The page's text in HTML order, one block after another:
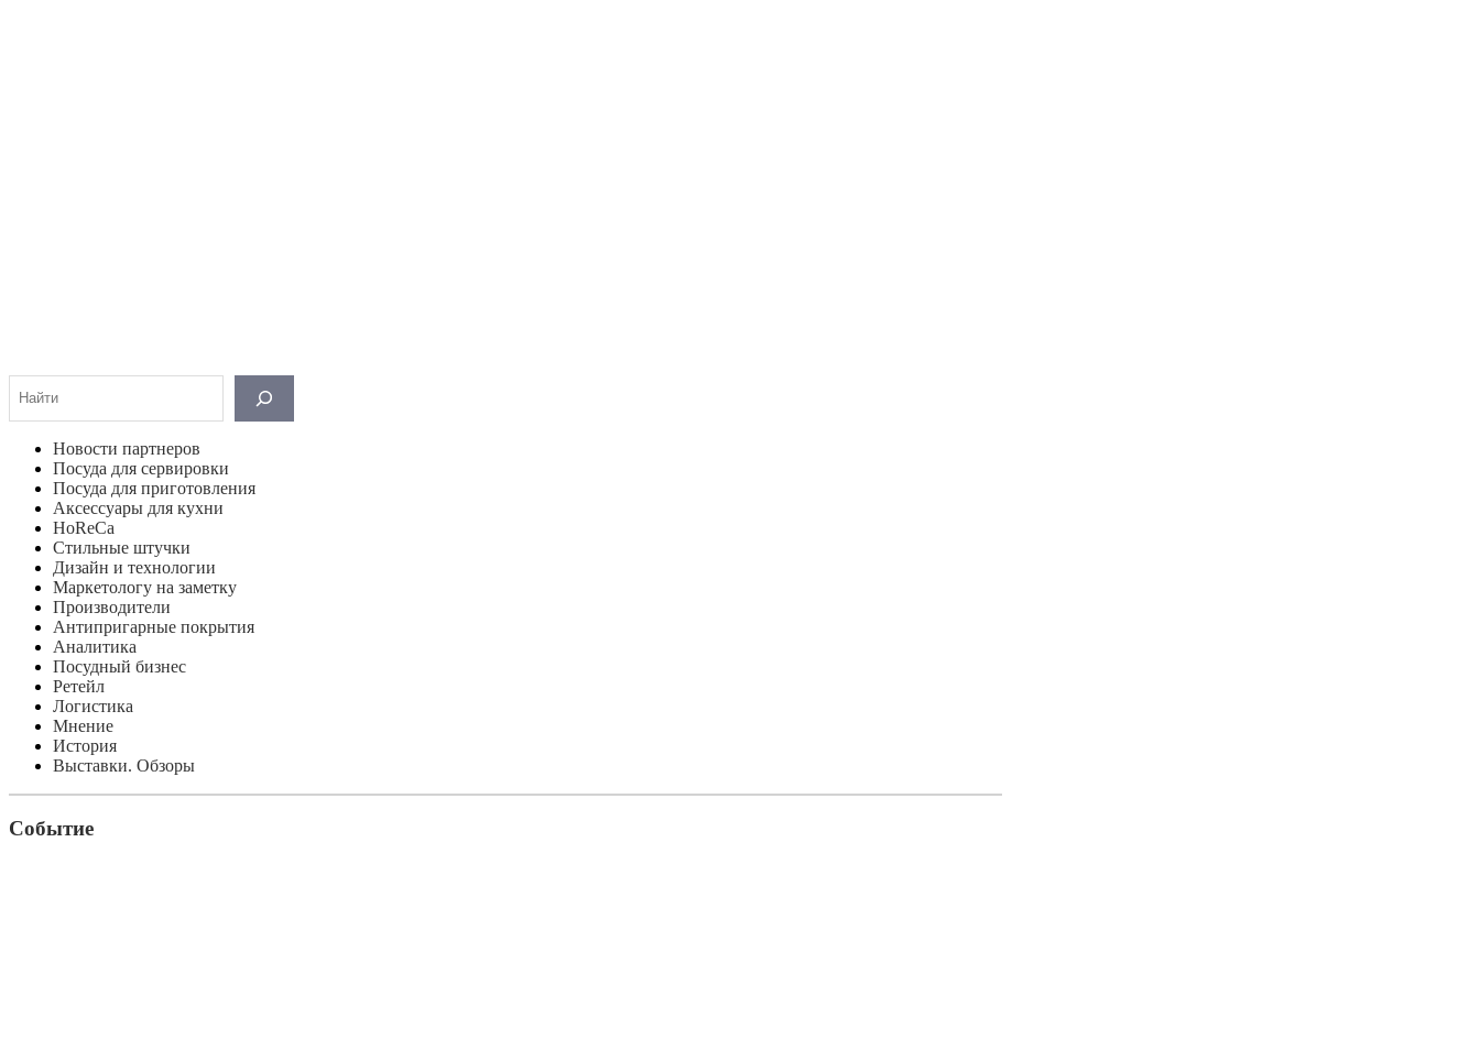
Новости партнеров
Посуда для сервировки
Посуда для приготовления
Аксессуары для кухни
HoReCa
Стильные штучки
Дизайн и технологии
Маркетологу на заметку
Производители
Антипригарные покрытия
Аналитика
Посудный бизнес
Ретейл
Логистика
Мнение
История
Выставки. Обзоры
Событие